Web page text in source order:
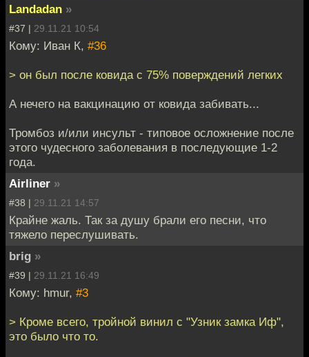
Landadan »
#37 | 29.11.21 10:54
Кому: Иван К, #36
> он был после ковида с 75% поверждений легких
А нечего на вакцинацию от ковида забивать...
Тромбоз и/или инсульт - типовое осложнение после
этого чудесного заболевания в последующие 1-2
года.
Airliner »
#38 | 29.11.21 14:57
Крайне жаль. Так за душу брали его песни, что
тяжело переслушивать.
brig »
#39 | 29.11.21 16:49
Кому: hmur, #3
> Кроме всего, тройной винил с "Узник замка Иф",
это было что то.